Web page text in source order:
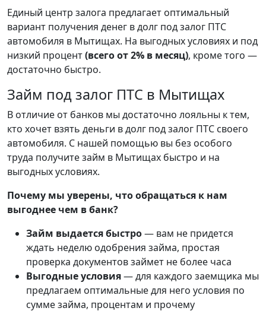
Единый центр залога предлагает оптимальный
вариант получения денег в долг под залог ПТС
автомобиля в Мытищах. На выгодных условиях и под
низкий процент(всего от 2% в месяц), кроме того —
достаточно быстро.
Займ под залог ПТС в Мытищах
В отличие от банков мы достаточно лояльны к тем,
кто хочет взять деньги в долг под залог ПТС своего
автомобиля. С нашей помощью вы без особого
труда получите займ в Мытищах быстро и на
выгодных условиях.
Почему мы уверены, что обращаться к нам
выгоднее чем в банк?
Займ выдается быстро— вам не придется
ждать неделю одобрения займа, простая
проверка документов займет не более часа
Выгодные условия— для каждого заемщика мы
предлагаем оптимальные для него условия по
сумме займа, процентам и прочему